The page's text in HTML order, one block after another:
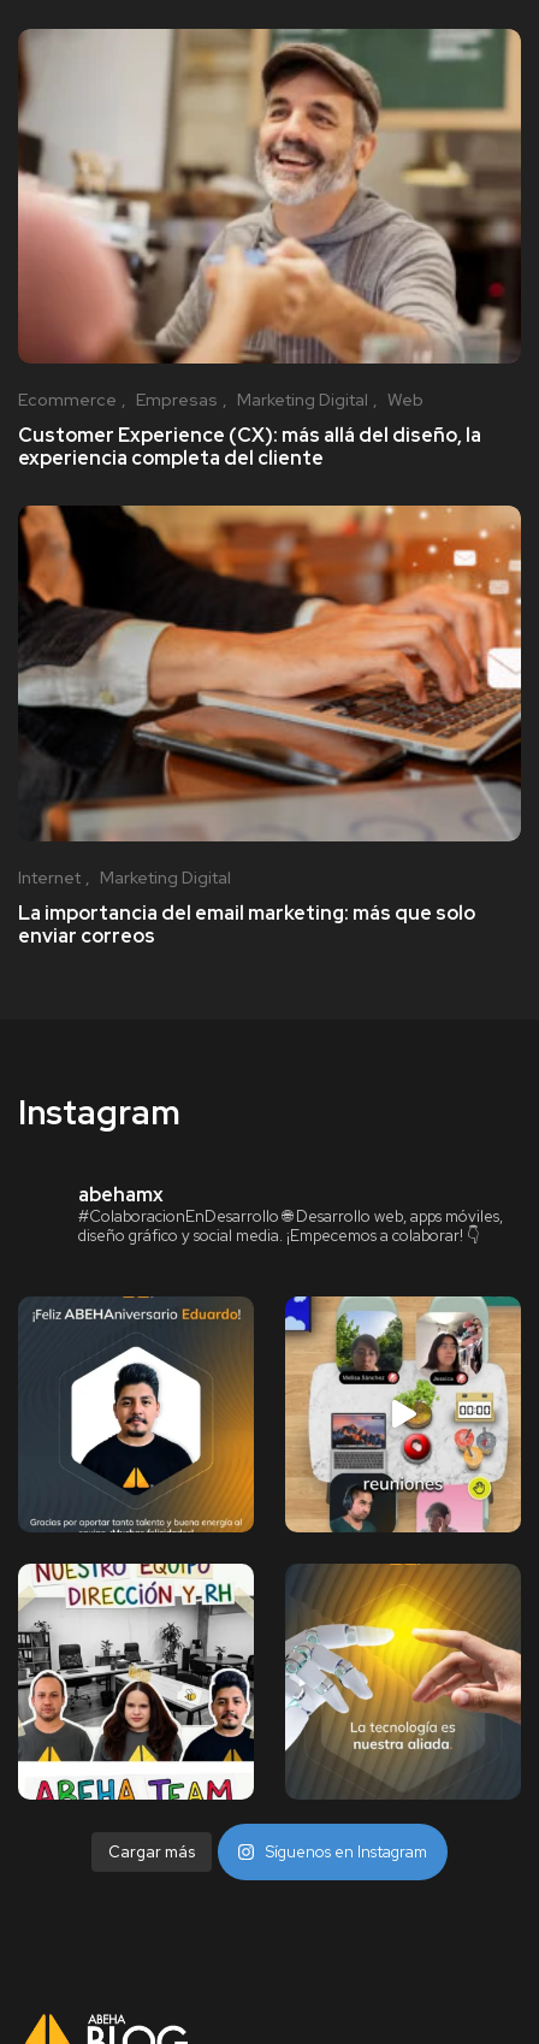
Ecommerce Empresas Marketing Digital Web
Customer Experience (CX): más allá del diseño, la
experiencia completa del cliente
Internet Marketing Digital
La importancia del email marketing: más que solo
enviar correos
Instagram
abehamx
#ColaboracionEnDesarrollo🌐 Desarrollo web, apps móviles,
diseño gráfico y social media. ¡Empecemos a colaborar! 👇
Cargar más Síguenos en Instagram